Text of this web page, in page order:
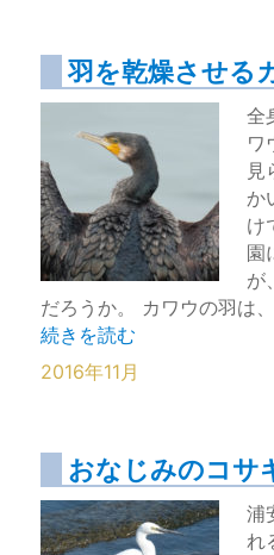
羽を乾燥させる
全
ワ
見
か
け
園
が
だろうか。 カワウの羽は
“羽を乾燥させるカワウ【三
続きを読む
2016年11月
おなじみのコサ
浦
れ